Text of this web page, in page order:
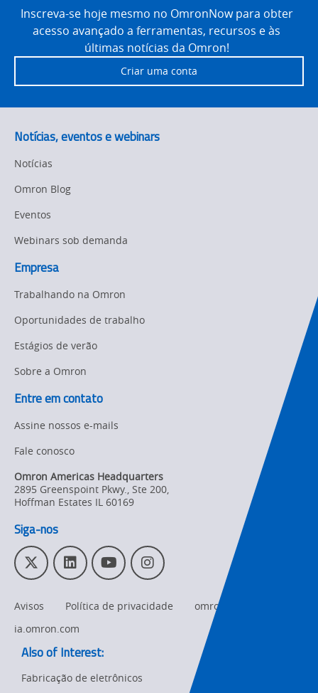
Drives
SYSMAC
Motion and
Panel
Building
Control
Technical
Traceability
Training
Traceability
Maintenance
Flexible
Sysmac Platform
Product Launches
Strategic Business
Other
Policy
Changes
Product
Discontinuation
Pricing
Supply
Chain/Demand
FooterInscreva-se hoje mesmo no OmronNow para obter
acesso avançado a ferramentas, recursos e às
últimas notícias da Omron!
Criar uma conta
Notícias, eventos e webinars
Notícias
Omron Blog
Eventos
Webinars sob demanda
Empresa
Trabalhando na Omron
Oportunidades de trabalho
Estágios de verão
Sobre a Omron
Entre em contato
Assine nossos e-mails
Fale conosco
Omron Americas Headquarters
2895 Greenspoint Pkwy., Ste 200,
Hoffman Estates IL 60169
Siga-nos
T
w
t
t
r
L
i
n
k
e
I
Y
o
u
T
I
n
s
t
Avisos Política de privacidade
omron.com
ia.omron.com
Also of Interest:
Fabricação de eletrônicos